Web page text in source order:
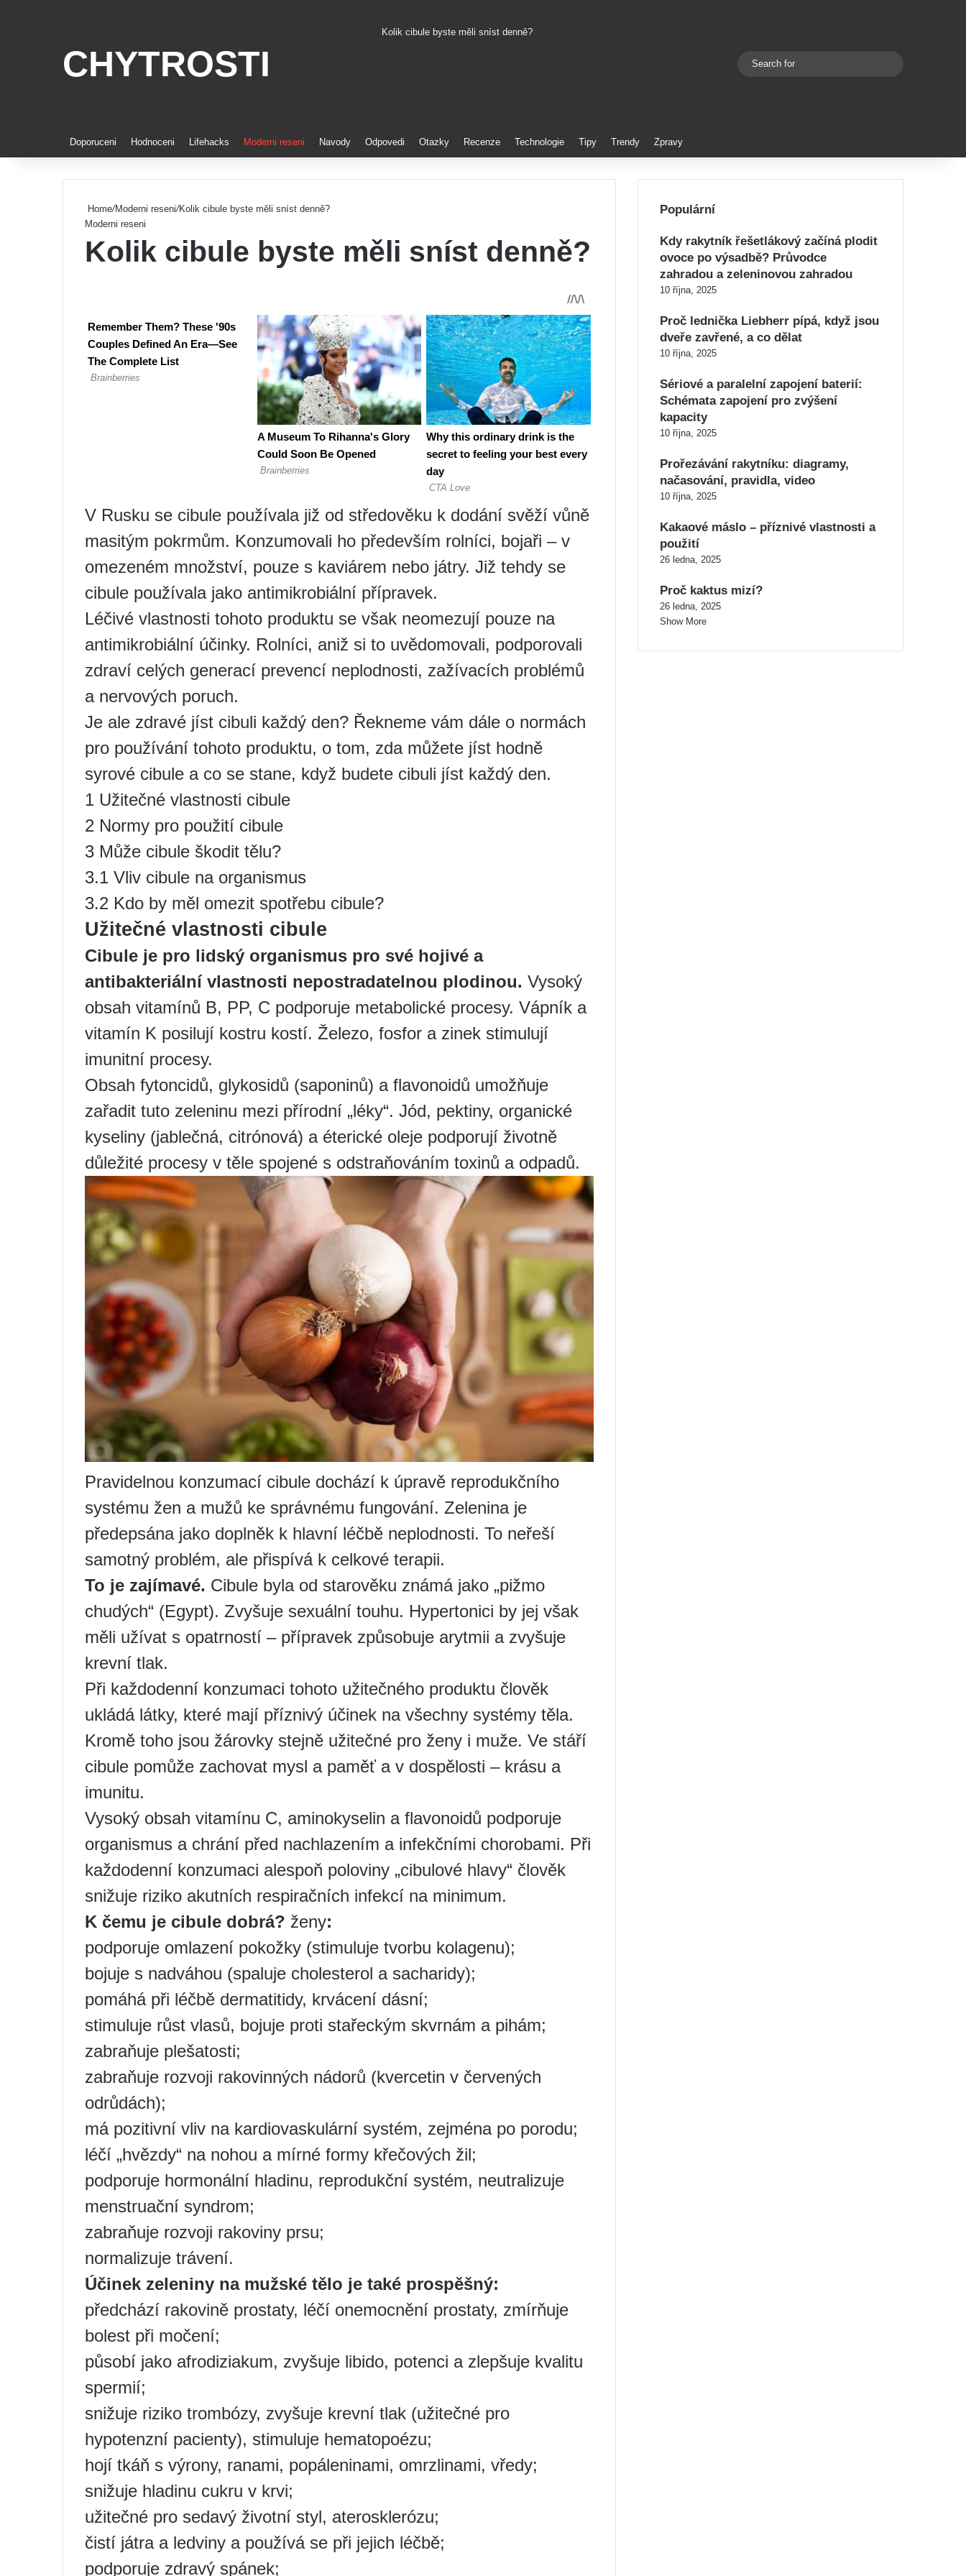
CHYTROSTI
Kolik cibule byste měli sníst denně?
Switch skin
Doporuceni Hodnoceni Lifehacks Moderni reseni Navody Odpovedi Otazky Recenze Technologie Tipy Trendy Zpravy
Home/Moderni reseni/Kolik cibule byste měli sníst denně?
Moderni reseni
Kolik cibule byste měli sníst denně?
V Rusku se cibule používala již od středověku k dodání svěží vůně
masitým pokrmům. Konzumovali ho především rolníci, bojaři – v
omezeném množství, pouze s kaviárem nebo játry. Již tehdy se
cibule používala jako antimikrobiální přípravek.
Léčivé vlastnosti tohoto produktu se však neomezují pouze na
antimikrobiální účinky. Rolníci, aniž si to uvědomovali, podporovali
zdraví celých generací prevencí neplodnosti, zažívacích problémů
a nervových poruch.
Je ale zdravé jíst cibuli každý den? Řekneme vám dále o normách
pro používání tohoto produktu, o tom, zda můžete jíst hodně
syrové cibule a co se stane, když budete cibuli jíst každý den.
1 Užitečné vlastnosti cibule
2 Normy pro použití cibule
3 Může cibule škodit tělu?
3.1 Vliv cibule na organismus
3.2 Kdo by měl omezit spotřebu cibule?
Užitečné vlastnosti cibule
Cibule je pro lidský organismus pro své hojivé a
antibakteriální vlastnosti nepostradatelnou plodinou. Vysoký
obsah vitamínů B, PP, C podporuje metabolické procesy. Vápník a
vitamín K posilují kostru kostí. Železo, fosfor a zinek stimulují
imunitní procesy.
Obsah fytoncidů, glykosidů (saponinů) a flavonoidů umožňuje
zařadit tuto zeleninu mezi přírodní „léky“. Jód, pektiny, organické
kyseliny (jablečná, citrónová) a éterické oleje podporují životně
důležité procesy v těle spojené s odstraňováním toxinů a odpadů.
Pravidelnou konzumací cibule dochází k úpravě reprodukčního
systému žen a mužů ke správnému fungování. Zelenina je
předepsána jako doplněk k hlavní léčbě neplodnosti. To neřeší
samotný problém, ale přispívá k celkové terapii.
To je zajímavé. Cibule byla od starověku známá jako „pižmo
chudých“ (Egypt). Zvyšuje sexuální touhu. Hypertonici by jej však
měli užívat s opatrností – přípravek způsobuje arytmii a zvyšuje
krevní tlak.
Při každodenní konzumaci tohoto užitečného produktu člověk
ukládá látky, které mají příznivý účinek na všechny systémy těla.
Kromě toho jsou žárovky stejně užitečné pro ženy i muže. Ve stáří
cibule pomůže zachovat mysl a paměť a v dospělosti – krásu a
imunitu.
Vysoký obsah vitamínu C, aminokyselin a flavonoidů podporuje
organismus a chrání před nachlazením a infekčními chorobami. Při
každodenní konzumaci alespoň poloviny „cibulové hlavy“ člověk
snižuje riziko akutních respiračních infekcí na minimum.
K čemu je cibule dobrá? ženy:
podporuje omlazení pokožky (stimuluje tvorbu kolagenu);
bojuje s nadváhou (spaluje cholesterol a sacharidy);
pomáhá při léčbě dermatitidy, krvácení dásní;
stimuluje růst vlasů, bojuje proti stařeckým skvrnám a pihám;
zabraňuje plešatosti;
zabraňuje rozvoji rakovinných nádorů (kvercetin v červených
odrůdách);
má pozitivní vliv na kardiovaskulární systém, zejména po porodu;
léčí „hvězdy“ na nohou a mírné formy křečových žil;
podporuje hormonální hladinu, reprodukční systém, neutralizuje
menstruační syndrom;
zabraňuje rozvoji rakoviny prsu;
normalizuje trávení.
Účinek zeleniny na mužské tělo je také prospěšný:
předchází rakovině prostaty, léčí onemocnění prostaty, zmírňuje
bolest při močení;
působí jako afrodiziakum, zvyšuje libido, potenci a zlepšuje kvalitu
spermií;
snižuje riziko trombózy, zvyšuje krevní tlak (užitečné pro
hypotenzní pacienty), stimuluje hematopoézu;
hojí tkáň s výrony, ranami, popáleninami, omrzlinami, vředy;
snižuje hladinu cukru v krvi;
užitečné pro sedavý životní styl, aterosklerózu;
čistí játra a ledviny a používá se při jejich léčbě;
podporuje zdravý spánek;
Populární
Kdy rakytník řešetlákový začíná plodit
ovoce po výsadbě? Průvodce
zahradou a zeleninovou zahradou
10 října, 2025
Proč lednička Liebherr pípá, když jsou
dveře zavřené, a co dělat
10 října, 2025
Sériové a paralelní zapojení baterií:
Schémata zapojení pro zvýšení
kapacity
10 října, 2025
Prořezávání rakytníku: diagramy,
načasování, pravidla, video
10 října, 2025
Kakaové máslo – příznivé vlastnosti a
použití
26 ledna, 2025
Proč kaktus mizí?
26 ledna, 2025
Show More